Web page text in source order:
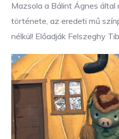
Mazsola a Bálint Ágnes
története, az eredeti mű
nélkül! Előadják Felszeghy